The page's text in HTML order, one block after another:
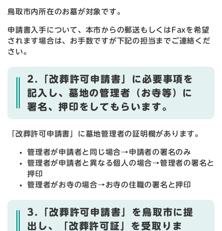
鳥取市内所在のお墓が対象です。
申請書入手について、本市からの郵送もしくはFaxを希望
されます場合は、お手数ですが下記の担当までご連絡くだ
さい。
2.「改葬許可申請書」に必要事項を
記入し、墓地の管理者（お寺等）に
署名、押印をしてもらいます。
「改葬許可申請書」に墓地管理者の証明欄があります。
管理者が申請者と同じ場合→申請者の署名のみ
管理者が申請者と異なる個人の場合→管理者の署名と
押印
管理者がお寺の場合→お寺の住職の署名と押印
3.「改葬許可申請書」を鳥取市に提
出し、「改葬許可証」を受取りま